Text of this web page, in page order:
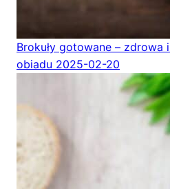
Brokuły gotowane –
obiadu 2025-02-20